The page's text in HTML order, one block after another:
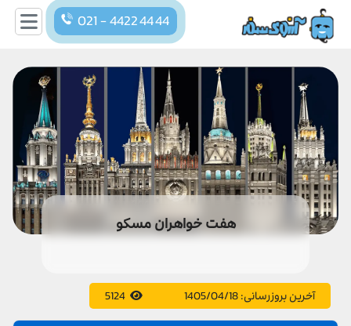
021 - 4422 44 44
هفت خواهران مسکو
آخرین بروزرسانی:1405/04/18